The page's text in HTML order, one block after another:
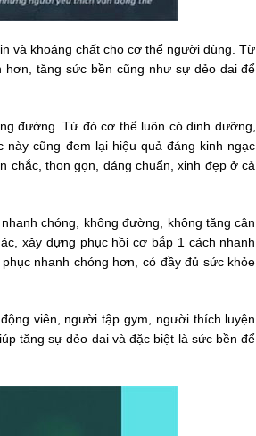
và khoáng chất cho cơ thể người dùng. Từ
tăng sức bền cũng như sự dẻo dai để
đường. Từ đó cơ thể luôn có dinh dưỡng,
cũng đem lại hiệu quả đáng kinh ngạc
chắc, thon gọn, dáng chuẩn, xinh đẹp ở cả
chóng, không đường, không tăng cân
xây dựng phục hồi cơ bắp 1 cách nhanh
nhanh chóng hơn, có đầy đủ sức khỏe
viên, người tập gym, người thích luyện
tăng sự dẻo dai và đặc biệt là sức bền để